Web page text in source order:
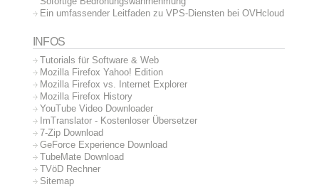
Ein umfassender Leitfaden zu VPS-Diensten bei OVHcloud
INFOS
Tutorials für Software & Web
Mozilla Firefox Yahoo! Edition
Mozilla Firefox vs. Internet Explorer
Mozilla Firefox History
YouTube Video Downloader
ImTranslator - Kostenloser Übersetzer
7-Zip Download
GeForce Experience Download
TubeMate Download
TVöD Rechner
Sitemap